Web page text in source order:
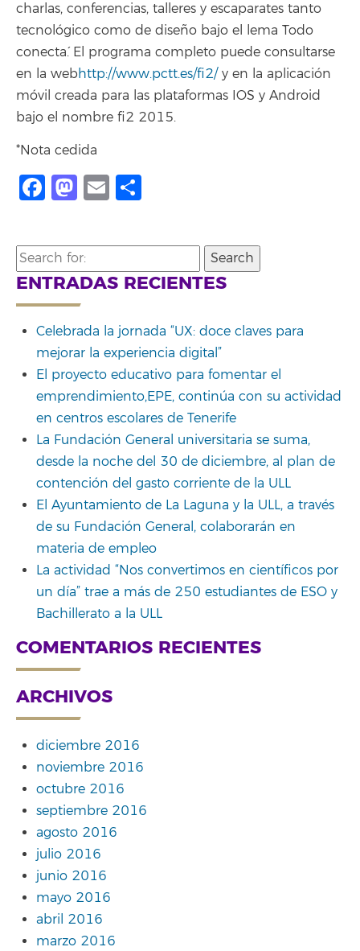
charlas, conferencias, talleres y escaparates tanto
tecnológico como de diseño bajo el lema `Todo
conecta´. El programa completo puede consultarse
en la webhttp://www.pctt.es/fi2/y en la aplicación
móvil creada para las plataformas IOS y Android
bajo el nombre fi2 2015.
*Nota cedida
Facebook
Mastodon
Email
Search
for:
ENTRADAS RECIENTES
Celebrada la jornada “UX: doce claves para
mejorar la experiencia digital”
El proyecto educativo para fomentar el
emprendimiento,EPE, continúa con su actividad
en centros escolares de Tenerife
La Fundación General universitaria se suma,
desde la noche del 30 de diciembre, al plan de
contención del gasto corriente de la ULL
El Ayuntamiento de La Laguna y la ULL, a través
de su Fundación General, colaborarán en
materia de empleo
La actividad “Nos convertimos en científicos por
un día” trae a más de 250 estudiantes de ESO y
Bachillerato a la ULL
COMENTARIOS RECIENTES
ARCHIVOS
diciembre 2016
noviembre 2016
octubre 2016
septiembre 2016
agosto 2016
julio 2016
junio 2016
mayo 2016
abril 2016
marzo 2016